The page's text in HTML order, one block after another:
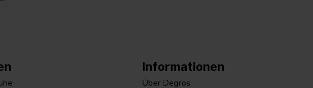
Informationen
Über Degros